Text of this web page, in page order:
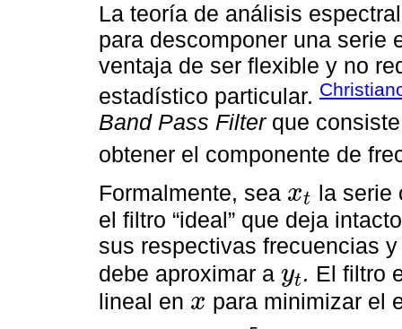
La teoría de análisis
para descomponer una serie
ventaja de ser flexible y no
estadístico particular.
Band Pass Filterque
obtener el componente de
Formalmente, sea xt
xt
la serie
el filtro “ideal” que deja
sus respectivas frecuencias
debe aproximar a yt
yt . El filtro
lineal en x
x para minimizar el